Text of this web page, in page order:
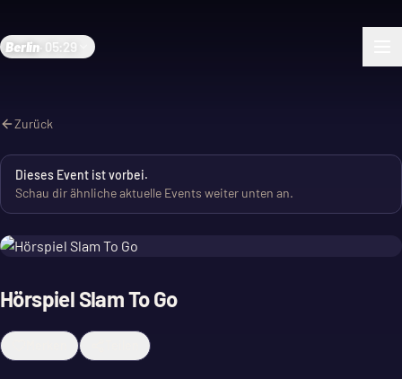
Berlin 05:29
Zurück
Dieses Event ist vorbei.
Schau dir ähnliche aktuelle Events weiter unten an.
Hörspiel Slam To Go